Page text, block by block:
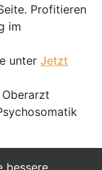
bessere
Profitieren
im
unter Jetzt